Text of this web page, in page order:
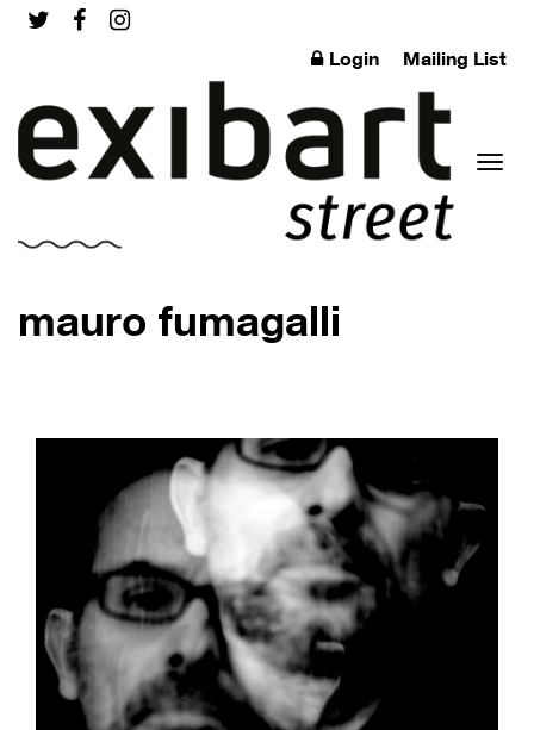
Login Mailing List
mauro fumagalli